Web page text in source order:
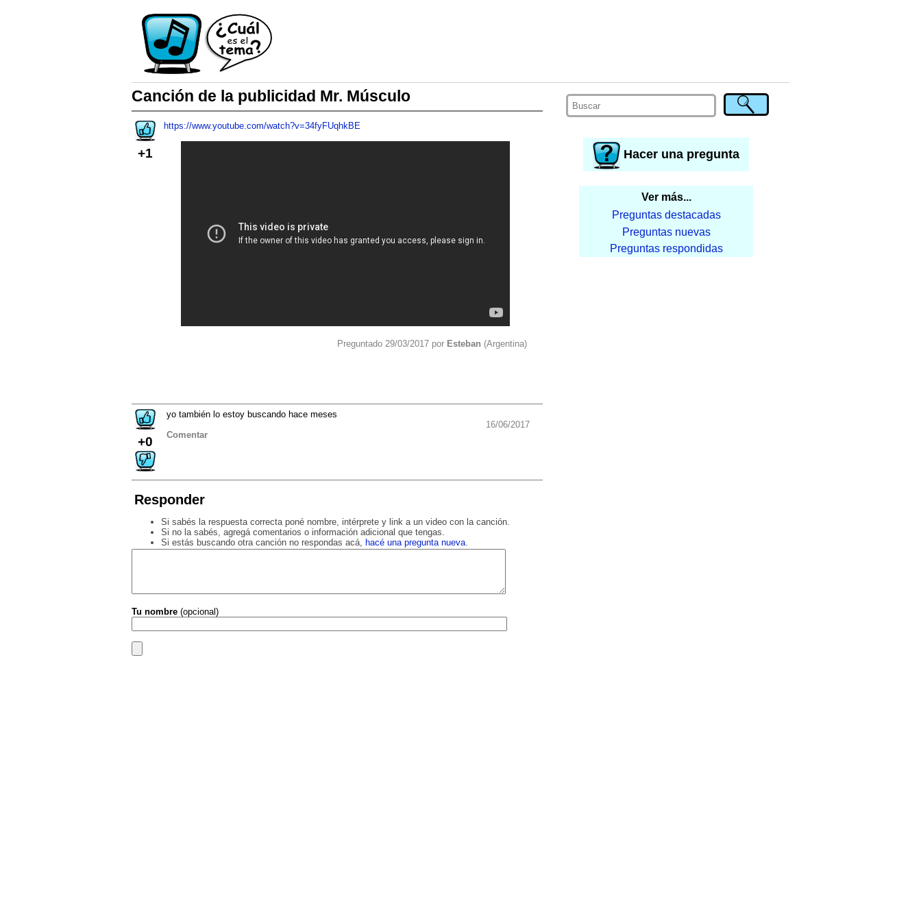
Hacer una pregunta
Ver más...
Preguntas destacadas
Preguntas nuevas
Preguntas respondidas
Canción de la publicidad Mr. Músculo
+1
https://www.youtube.com/watch?v=34fyFUqhkBE
Preguntado 29/03/2017 por Esteban (Argentina)
+0
yo también lo estoy buscando hace meses
16/06/2017
Comentar
Responder
Si sabés la respuesta correcta poné nombre, intérprete y link a un video con la canción.
Si no la sabés, agregá comentarios o información adicional que tengas.
Si estás buscando otra canción no respondas acá,
hacé una pregunta nueva.
Tu nombre (opcional)